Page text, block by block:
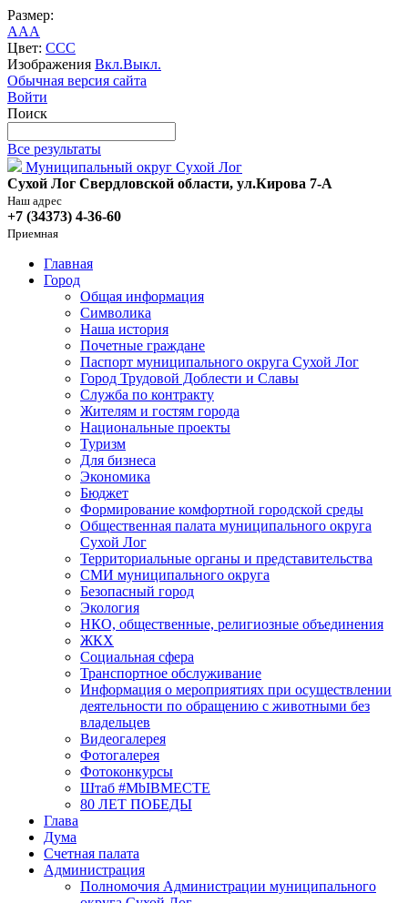
Размер:
AAA
Цвет: CCC
Изображения Вкл.Выкл.
Обычная версия сайта
Войти
Поиск
Все результаты
Муниципальный округ Сухой Лог
Сухой Лог Свердловской области, ул.Кирова 7-А
Наш адрес
+7 (34373) 4-36-60
Приемная
Главная
Город
Общая информация
Символика
Наша история
Почетные граждане
Паспорт муниципального округа Сухой Лог
Город Трудовой Доблести и Славы
Служба по контракту
Жителям и гостям города
Национальные проекты
Туризм
Для бизнеса
Экономика
Бюджет
Формирование комфортной городской среды
Общественная палата муниципального округа
Сухой Лог
Территориальные органы и представительства
СМИ муниципального округа
Безопасный город
Экология
НКО, общественные, религиозные объединения
ЖКХ
Социальная сфера
Транспортное обслуживание
Информация о мероприятиях при осуществлении
деятельности по обращению с животными без
владельцев
Видеогалерея
Фотогалерея
Фотоконкурсы
Штаб #MbIBMECTE
80 ЛЕТ ПОБЕДЫ
Глава
Дума
Счетная палата
Администрация
Полномочия Администрации муниципального